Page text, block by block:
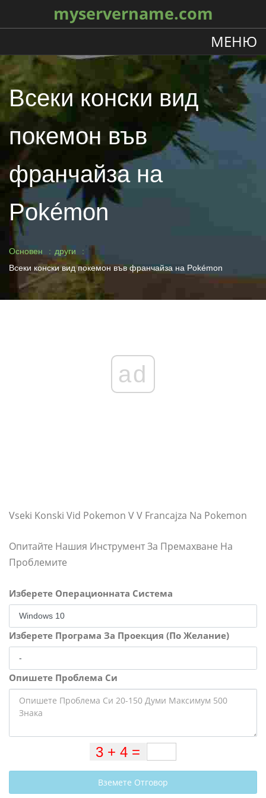
myservername.com
МЕНЮ
Всеки конски вид
покемон във
франчайза на
Pokémon
Основен
други
Всеки конски вид покемон във франчайза на Pokémon
ad
Vseki Konski Vid Pokemon V V Francajza Na Pokemon
Опитайте Нашия Инструмент За Премахване На
Проблемите
Изберете Операционната Система
Изберете Програма За Проекция (По Желание)
Опишете Проблема Си
Вземете Отговор